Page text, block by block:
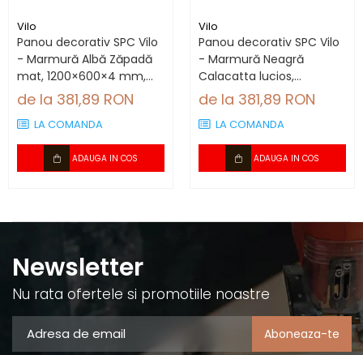
Vilo
Panou decorativ SPC Vilo
- Marmură Albă Zăpadă
mat, 1200×600×4 mm,
2.88 mp/cutie (4
de la 381,89 RON
LA COMANDA
ADAUGA IN COS
Vilo
Panou decorativ SPC Vilo
- Marmură Neagră
Calacatta lucios,
1200×600×4 mm, 2.88
mp/cutie (4 panouri)
de la 381,89 RON
LA COMANDA
ADAUGA IN COS
Newsletter
Nu rata ofertele si promotiile noastre